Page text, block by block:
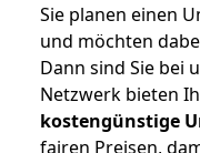
Sie planen einen
und möchten
Dann sind Sie bei
Netzwerk bieten
kostengünstige
fairen Preisen,